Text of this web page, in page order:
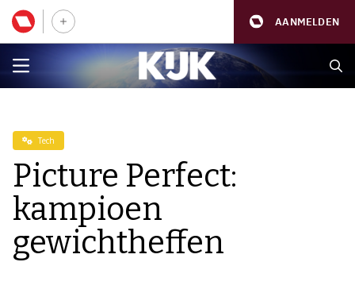
AANMELDEN
Tech
Picture Perfect:
kampioen
gewichtheffen